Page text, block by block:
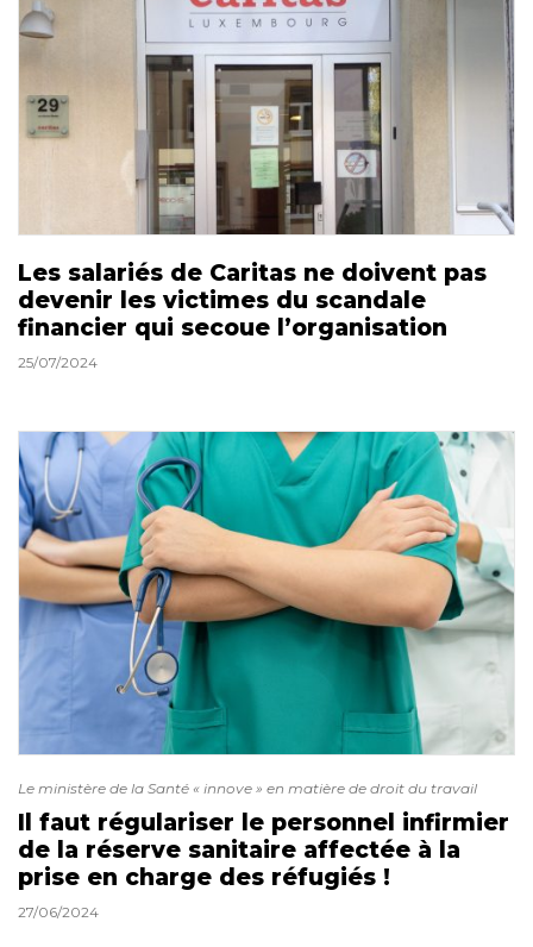
Les salariés de Caritas ne doivent pas
devenir les victimes du scandale
financier qui secoue l’organisation
25/07/2024
Le ministère de la Santé « innove » en matière de droit du travail
Il faut régulariser le personnel infirmier
de la réserve sanitaire affectée à la
prise en charge des réfugiés !
27/06/2024